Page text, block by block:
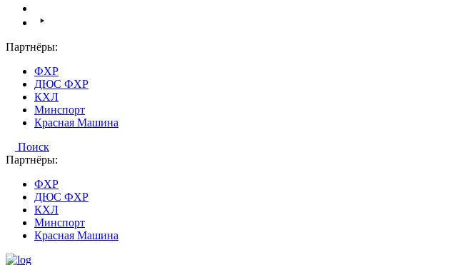
Партнёры:
ФХР
ДЮС ФХР
КХЛ
Минспорт
Красная Машина
Поиск
Партнёры:
ФХР
ДЮС ФХР
КХЛ
Минспорт
Красная Машина